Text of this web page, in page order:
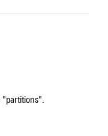
"partitions".